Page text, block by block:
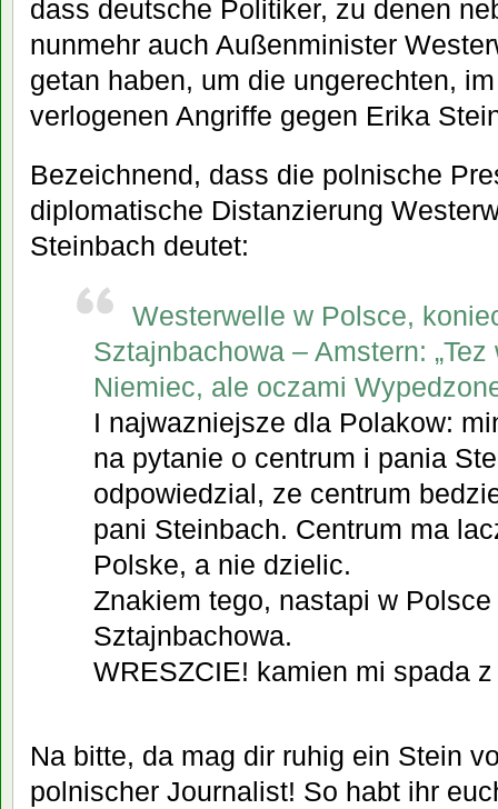
dass deutsche Politiker, zu denen
nunmehr auch Außenminister
getan haben, um die ungerechten,
verlogenen Angriffe gegen Erika
Bezeichnend, dass die polnische
diplomatische Distanzierung
Steinbach deutet:
Westerwelle w Polsce,
Sztajnbachowa – Amstern:
Niemiec, ale oczami
I najwazniejsze dla Polakow:
na pytanie o centrum i pania
odpowiedzial, ze centrum
pani Steinbach. Centrum ma
Polske, a nie dzielic.
Znakiem tego, nastapi w
Sztajnbachowa.
WRESZCIE! kamien mi spada
Na bitte, da mag dir ruhig ein Stein
polnischer Journalist! So habt ihr